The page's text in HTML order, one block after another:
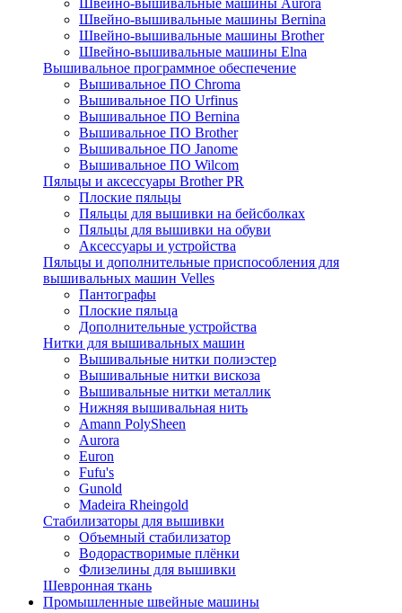
Швейно-вышивальные машины Aurora
Швейно-вышивальные машины Bernina
Швейно-вышивальные машины Brother
Швейно-вышивальные машины Elna
Вышивальное программное обеспечение
Вышивальное ПО Chroma
Вышивальное ПО Urfinus
Вышивальное ПО Bernina
Вышивальное ПО Brother
Вышивальное ПО Janome
Вышивальное ПО Wilcom
Пяльцы и аксессуары Brother PR
Плоские пяльцы
Пяльцы для вышивки на бейсболках
Пяльцы для вышивки на обуви
Аксессуары и устройства
Пяльцы и дополнительные приспособления для
вышивальных машин Velles
Пантографы
Плоские пяльца
Дополнительные устройства
Нитки для вышивальных машин
Вышивальные нитки полиэстер
Вышивальные нитки вискоза
Вышивальные нитки металлик
Нижняя вышивальная нить
Amann PolySheen
Aurora
Euron
Fufu's
Gunold
Madeira Rheingold
Стабилизаторы для вышивки
Объемный стабилизатор
Водорастворимые плёнки
Флизелины для вышивки
Шевронная ткань
Промышленные швейные машины